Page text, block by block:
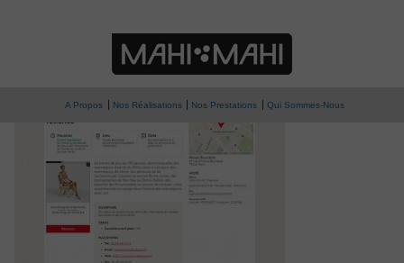
A Propos Nos Réalisations Nos Prestations Qui Sommes-Nous